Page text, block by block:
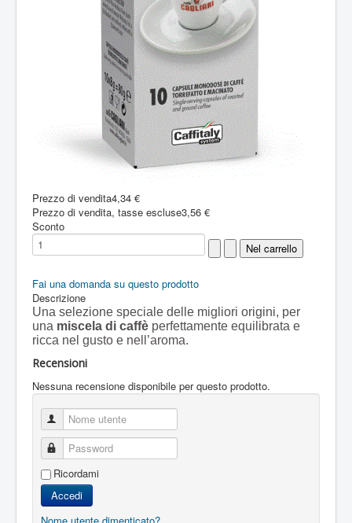
Prezzo di vendita4,34 €
Prezzo di vendita, tasse escluse3,56 €
Sconto
Fai una domanda su questo prodotto
Descrizione
Una selezione speciale delle migliori origini, per
una miscela di caffè perfettamente equilibrata e
ricca nel gusto e nell’aroma.
Recensioni
Nessuna recensione disponibile per questo prodotto.
Nome utente
Password
Ricordami
Accedi